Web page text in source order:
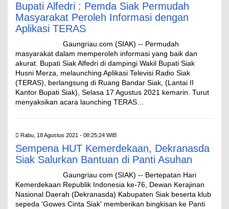
Bupati Alfedri : Pemda Siak Permudah
Masyarakat Peroleh Informasi dengan
Aplikasi TERAS
Gaungriau.com (SIAK) -- Permudah
masyarakat dalam memperoleh informasi yang baik dan
akurat. Bupati Siak Alfedri di dampingi Wakil Bupati Siak
Husni Merza, melaunching Aplikasi Televisi Radio Siak
(TERAS), berlangsung di Ruang Bandar Siak, (Lantai II
Kantor Bupati Siak), Selasa 17 Agustus 2021 kemarin. Turut
menyaksikan acara launching TERAS…
Rabu, 18 Agustus 2021 - 08:25:24 WIB
Sempena HUT Kemerdekaan, Dekranasda
Siak Salurkan Bantuan di Panti Asuhan
Gaungriau com (SIAK) -- Bertepatan Hari
Kemerdekaan Republik Indonesia ke-76, Dewan Kerajinan
Nasional Daerah (Dekranasda) Kabupaten Siak beserta klub
sepeda 'Gowes Cinta Siak' memberikan bingkisan ke Panti